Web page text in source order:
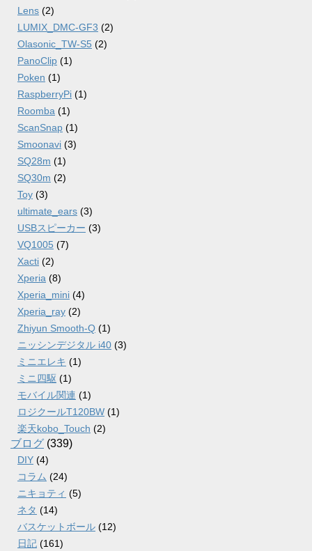
Lens (2)
LUMIX_DMC-GF3 (2)
Olasonic_TW-S5 (2)
PanoClip (1)
Poken (1)
RaspberryPi (1)
Roomba (1)
ScanSnap (1)
Smoonavi (3)
SQ28m (1)
SQ30m (2)
Toy (3)
ultimate_ears (3)
USBスピーカー (3)
VQ1005 (7)
Xacti (2)
Xperia (8)
Xperia_mini (4)
Xperia_ray (2)
Zhiyun Smooth-Q (1)
ニッシンデジタル i40 (3)
ミニエレキ (1)
ミニ四駆 (1)
モバイル関連 (1)
ロジクールT120BW (1)
楽天kobo_Touch (2)
ブログ (339)
DIY (4)
コラム (24)
ニキョティ (5)
ネタ (14)
バスケットボール (12)
日記 (161)